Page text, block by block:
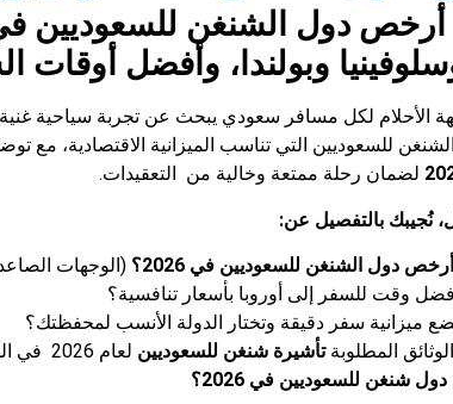
وبولندا، وأفضل أوقات
الأحلام لكل مسافر سعودي يبحث عن تجربة سياحية غنية
للسعوديين التي تناسب الميزانية الاقتصادية، مع
لضمان رحلة ممتعة وخالية من التعقيدات.
نُجيبك بالتفصيل عن:
دول الشنغن للسعوديين في 2026؟
(الوجهات
وقت للسفر إلى أوروبا بأسعار تنافسية؟
ميزانية سفر دقيقة وتختار الدولة الأنسب لمحفظتك؟
المطلوبةتأشيرة شنغن للسعوديين لعام 2026 في السعودية؟
دول شنغن للسعوديين في 2026؟